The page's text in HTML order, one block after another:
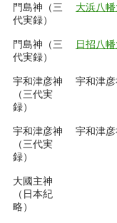
門島神（三
代実録）
大浜八
門島神（三
代実録）
日招八
宇和津彦神
（三代実
録）
宇和津
宇和津彦神
（三代実
録）
宇和津
大國主神
（日本紀
略）